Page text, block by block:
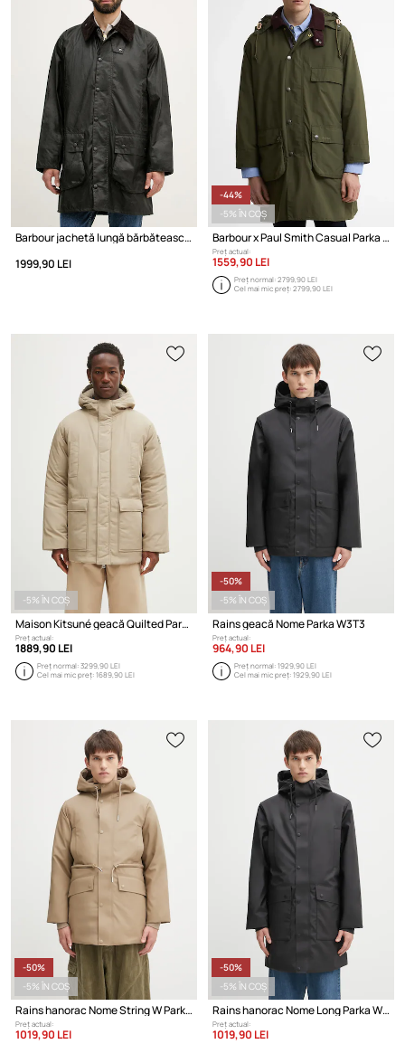
Barbour jachetă lungă bărbătească din bumbac
1999,90 LEI
-44%
-5% ÎN COȘ
Barbour x Paul Smith Casual Parka bărbătească
Preț actual:
1559,90 LEI
Preț normal:2799,90 LEI
Cel mai mic preț:2799,90 LEI
-5% ÎN COȘ
Maison Kitsuné geacă Quilted Parka
Preț actual:
1889,90 LEI
Preț normal:3299,90 LEI
Cel mai mic preț:1689,90 LEI
-50%
-5% ÎN COȘ
Rains geacă Nome Parka W3T3
Preț actual:
964,90 LEI
Preț normal:1929,90 LEI
Cel mai mic preț:1929,90 LEI
-50%
-5% ÎN COȘ
Rains hanorac Nome String W Parka W3T3
Preț actual:
1019,90 LEI
-50%
-5% ÎN COȘ
Rains hanorac Nome Long Parka W3T3
Preț actual:
1019,90 LEI